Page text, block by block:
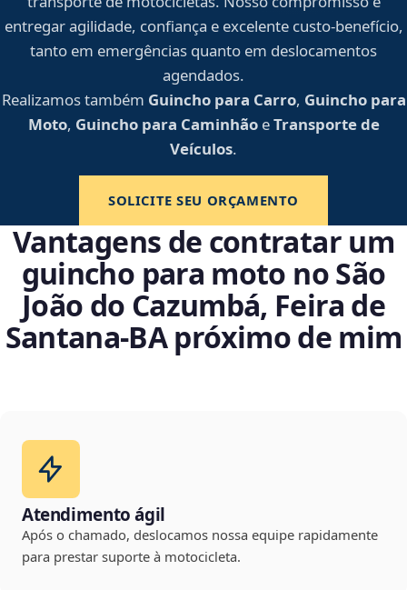
entregar agilidade, confiança e excelente custo-benefício,
tanto em emergências quanto em deslocamentos
agendados.
Realizamos também Guincho para Carro, Guincho para
Moto, Guincho para CaminhãoeTransporte de
Veículos.
SOLICITE SEU ORÇAMENTO
Vantagens de contratar um
guincho para moto no São
João do Cazumbá, Feira de
Santana‑BA próximo de mim
Atendimento ágil
Após o chamado, deslocamos nossa equipe rapidamente
para prestar suporte à motocicleta.